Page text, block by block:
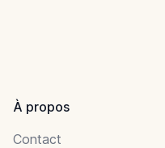
À propos
Contact